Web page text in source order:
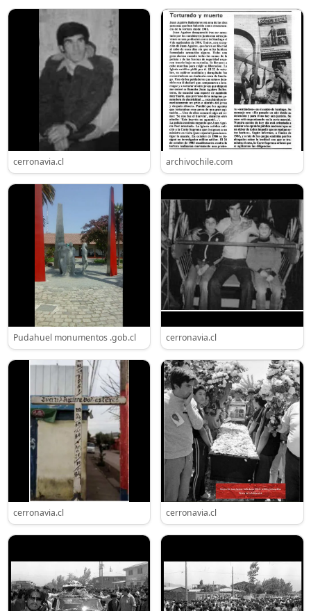
cerronavia.cl archivochile.com
Pudahuel monumentos .gob.cl cerronavia.cl
cerronavia.cl cerronavia.cl